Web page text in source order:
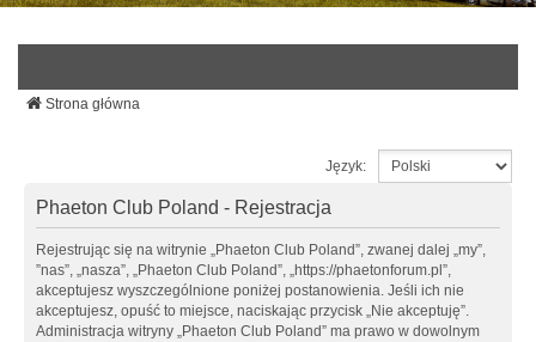
Strona główna
Język:
Phaeton Club Poland - Rejestracja
Rejestrując się na witrynie „Phaeton Club Poland”, zwanej dalej „my”,
”nas”, „nasza”, „Phaeton Club Poland”, „https://phaetonforum.pl”,
akceptujesz wyszczególnione poniżej postanowienia. Jeśli ich nie
akceptujesz, opuść to miejsce, naciskając przycisk „Nie akceptuję”.
Administracja witryny „Phaeton Club Poland” ma prawo w dowolnym